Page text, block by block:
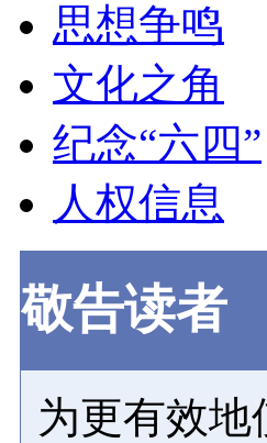
思想争鸣
文化之角
纪念“六四”
人权信息
敬告读者
为更有效地